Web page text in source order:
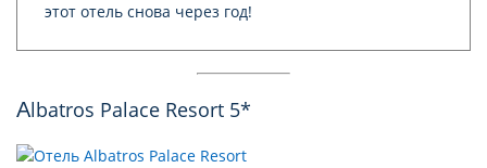
этот отель снова через год!
Albatros Palace Resort 5*